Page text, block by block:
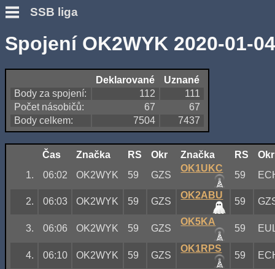
SSB liga
Spojení OK2WYK 2020-01-04
Deklarované
Uznané
Body za spojení:
112
111
Počet násobičů:
67
67
Body celkem:
7504 7437
Čas Značka RS Okr Značka RS
Okr
1.
06:02 OK2WYK 59 GZS
OK1UKC
59
2. 06:03 OK2WYK 59 GZS
OK2ABU
59
3. 06:06 OK2WYK 59 GZS
OK5KA
59
4. 06:10 OK2WYK 59 GZS
OK1RPS
59